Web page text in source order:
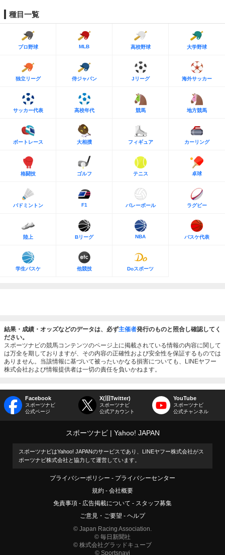
種目一覧
プロ野球 MLB 高校野球 大学野球
独立リーグ 侍ジャパン Jリーグ 海外サッカー
サッカー代表 高校年代 競馬 地方競馬
ボートレース 大相撲 フィギュア カーリング
格闘技 ゴルフ テニス 卓球
バドミントン F1 バレーボール ラグビー
陸上 Bリーグ NBA バスケ代表
学生バスケ 他競技 Doスポーツ
結果・成績・オッズなどのデータは、必ず主催者発行のものと照合し確認してく
ださい。
スポーツナビの競馬コンテンツのページ上に掲載されている情報の内容に関して
は万全を期しておりますが、その内容の正確性および安全性を保証するものでは
ありません。当該情報に基づいて被ったいかなる損害についても、LINEヤフー
株式会社および情報提供者は一切の責任を負いかねます。
Facebook
スポーツナビ
公式ページ
X(旧Twitter)
スポーツナビ
公式アカウント
YouTube
スポーツナビ
公式チャンネル
スポーツナビ Yahoo! JAPAN
スポーツナビはYahoo! JAPANのサービスであり、LINEヤフー株式会社がス
ポーツナビ株式会社と協力して運営しています。
プライバシーポリシー
プライバシーセンター
規約
会社概要
免責事項
広告掲載について
スタッフ募集
ご意見・ご要望
ヘルプ
© Japan Racing Association.
© 毎日新聞社
© 株式会社グラッドキューブ
© Sportsnavi